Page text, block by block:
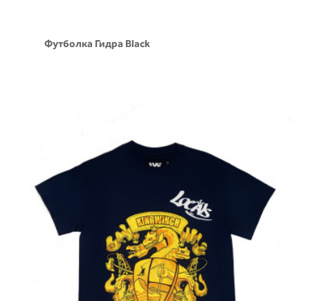
Футболка Гидра Black